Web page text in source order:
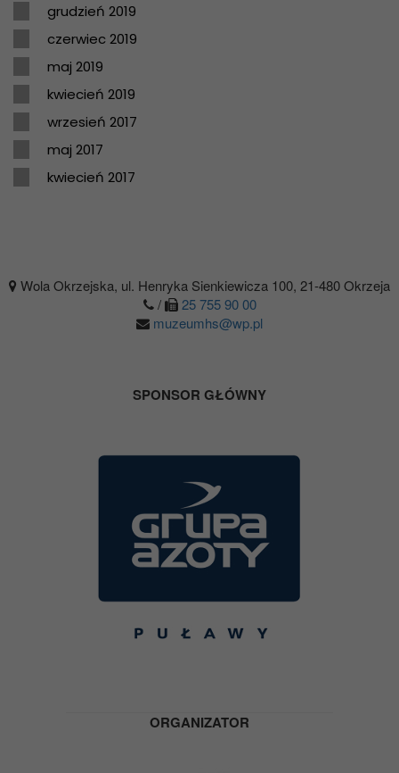
grudzień 2019
czerwiec 2019
maj 2019
kwiecień 2019
wrzesień 2017
maj 2017
kwiecień 2017
Wola Okrzejska, ul. Henryka Sienkiewicza 100, 21-480 Okrzeja
/
25 755 90 00
muzeumhs@wp.pl
SPONSOR GŁÓWNY
ORGANIZATOR